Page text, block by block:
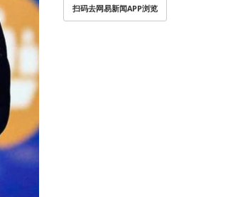
扫码去网易新闻APP浏览